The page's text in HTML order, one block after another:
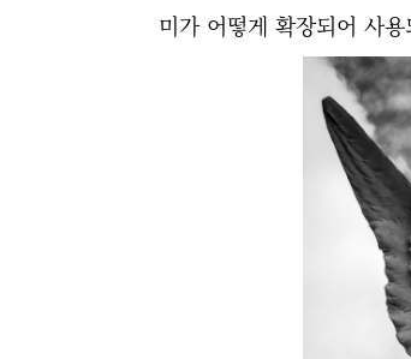
미가 어떻게 확장되어 사